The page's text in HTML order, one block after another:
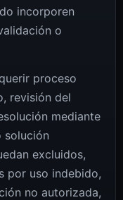
incorporen
o
proceso
revisión del
mediante
solución
excluidos,
por uso indebido,
no autorizada,